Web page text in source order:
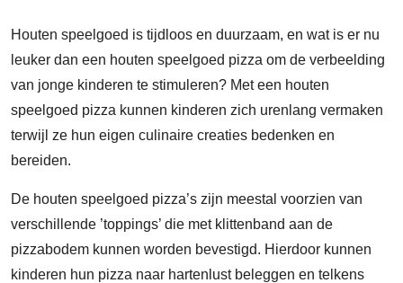
Houten speelgoed is tijdloos en duurzaam, en wat is er nu
leuker dan een houten speelgoed pizza om de verbeelding
van jonge kinderen te stimuleren? Met een houten
speelgoed pizza kunnen kinderen zich urenlang vermaken
terwijl ze hun eigen culinaire creaties bedenken en
bereiden.
De houten speelgoed pizza’s zijn meestal voorzien van
verschillende ’toppings’ die met klittenband aan de
pizzabodem kunnen worden bevestigd. Hierdoor kunnen
kinderen hun pizza naar hartenlust beleggen en telkens